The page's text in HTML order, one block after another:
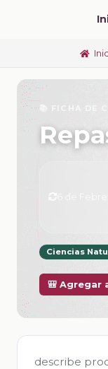
📚 FICHA DE
Ciencias
🎒 Agregar
describe